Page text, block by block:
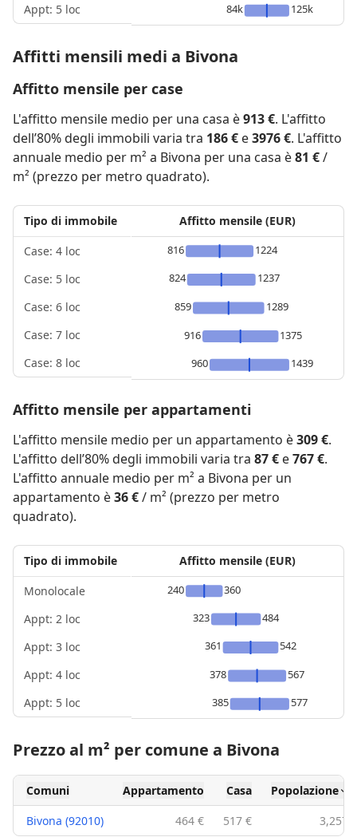
Appt: 5 loc
84k
125k
Affitti mensili medi a Bivona
Affitto mensile per case
L'affitto mensile medio per una casa è913 €. L'affitto
dell’80% degli immobili varia tra 186 € e3976 €. L'affitto
annuale medio per m² a Bivona per una casa è81 €/
m² (prezzo per metro quadrato).
Tipo di immobile
Case: 4 loc
Case: 5 loc
Case: 6 loc
Case: 7 loc
Case: 8 loc
Affitto mensile (EUR)
816
1224
824
1237
859
1289
916
1375
960
1439
Affitto mensile per appartamenti
L'affitto mensile medio per un appartamento è309 €.
L'affitto dell’80% degli immobili varia tra 87 € e767 €.
L'affitto annuale medio per m² a Bivona per un
appartamento è36 €/ m² (prezzo per metro
quadrato).
Tipo di immobile
Monolocale
Appt: 2 loc
Appt: 3 loc
Appt: 4 loc
Appt: 5 loc
Affitto mensile (EUR)
240
360
323
484
361
542
378
567
385
577
Prezzo al m² per comune a Bivona
Comuni Appartamento Casa
Popolazione
Bivona (92010)
464 € 517 € 3,257